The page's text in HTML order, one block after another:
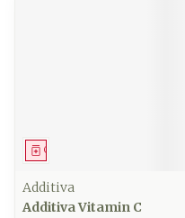
Geneesmiddel
Additiva
Additiva Vitamin C